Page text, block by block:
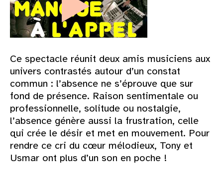
Ce spectacle réunit deux amis musiciens aux
univers contrastés autour d’un constat
commun : l’absence ne s’éprouve que sur
fond de présence. Raison sentimentale ou
professionnelle, solitude ou nostalgie,
l’absence génère aussi la frustration, celle
qui crée le désir et met en mouvement. Pour
rendre ce cri du cœur mélodieux, Tony et
Usmar ont plus d’un son en poche !